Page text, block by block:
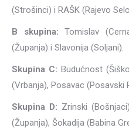
(Strošinci) i RAŠK (Rajevo
B skupina: Tomislav
(Županja) i Slavonija (Soljani).
Skupina C: Budućnost
(Vrbanja), Posavac (Posavski
Skupina D: Zrinski
(Županja), Šokadija (Babina